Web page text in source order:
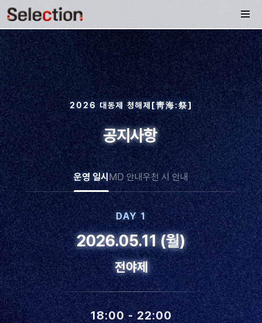
2026 대동제 청해제[靑海:祭]
공지사항
운영 일시MD 안내우천 시 안내
DAY 1
2026.05.11 (월)
전야제
18:00 - 22:00